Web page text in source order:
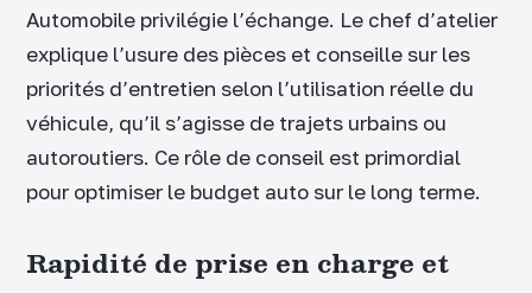
Automobile privilégie l’échange. Le chef d’atelier
explique l’usure des pièces et conseille sur les
priorités d’entretien selon l’utilisation réelle du
véhicule, qu’il s’agisse de trajets urbains ou
autoroutiers. Ce rôle de conseil est primordial
pour optimiser le budget auto sur le long terme.
Rapidité de prise en charge et